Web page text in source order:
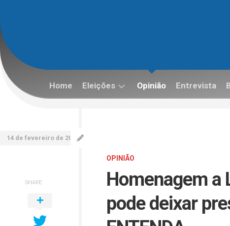
content
Home Eleições Opinião Entrevista
OPINIÃO
Homenagem a
pode deixar
14 de fevereiro de 2026
SHARE